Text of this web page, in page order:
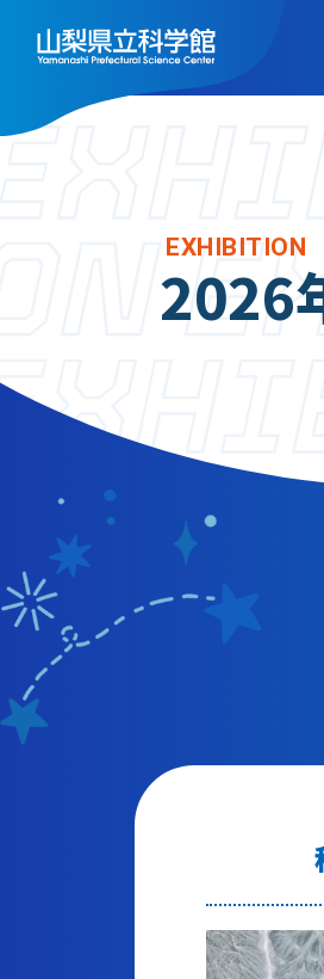
利用案内
ご利用案内
アクセス
山梨県立科学館に
て
EXHIBITION
2026